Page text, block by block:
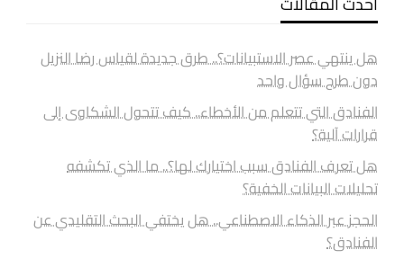
هل ينتهي عصر الاستبيانات؟.. طرق جديدة لقياس رضا النزيل
دون طرح سؤال واحد
الفنادق التي تتعلم من الأخطاء.. كيف تتحول الشكاوى إلى
قرارات آلية؟
هل تعرف الفنادق سبب اختيارك لها؟.. ما الذي تكشفه
تحليلات البيانات الخفية؟
الحجز عبر الذكاء الاصطناعي.. هل يختفي البحث التقليدي عن
الفنادق؟